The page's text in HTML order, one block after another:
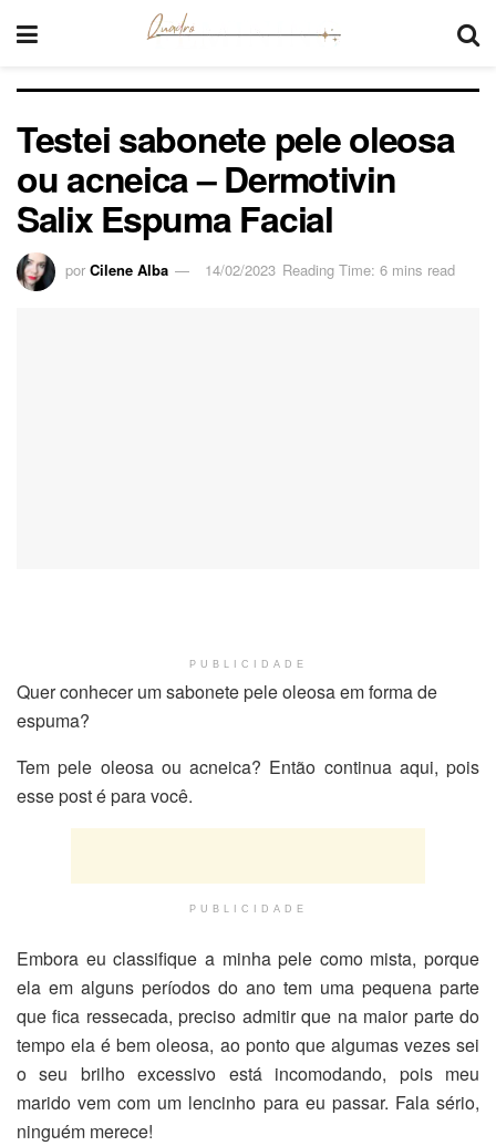
Testei sabonete pele oleosa
ou acneica – Dermotivin
Salix Espuma Facial
por Cilene Alba 14/02/2023 Reading Time: 6 mins read
PUBLICIDADE
Quer conhecer um sabonete pele oleosa em forma de
espuma?
Tem pele oleosa ou acneica? Então continua aqui, pois
esse post é para você.
PUBLICIDADE
Embora eu classifique a minha pele como mista, porque
ela em alguns períodos do ano tem uma pequena parte
que fica ressecada, preciso admitir que na maior parte do
tempo ela é bem oleosa, ao ponto que algumas vezes sei
o seu brilho excessivo está incomodando, pois meu
marido vem com um lencinho para eu passar. Fala sério,
ninguém merece!